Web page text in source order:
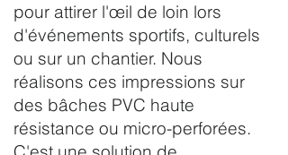
pour attirer l'œil de loin lors
d'événements sportifs, culturels
ou sur un chantier. Nous
réalisons ces impressions sur
des bâches PVC haute
résistance ou micro-perforées.